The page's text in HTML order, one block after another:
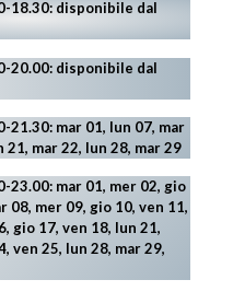
18.30: disponibile dal
20.00: disponibile dal
21.30: mar 01, lun 07, mar
21, mar 22, lun 28, mar 29
23.00: mar 01, mer 02, gio
08, mer 09, gio 10, ven 11,
gio 17, ven 18, lun 21,
ven 25, lun 28, mar 29,